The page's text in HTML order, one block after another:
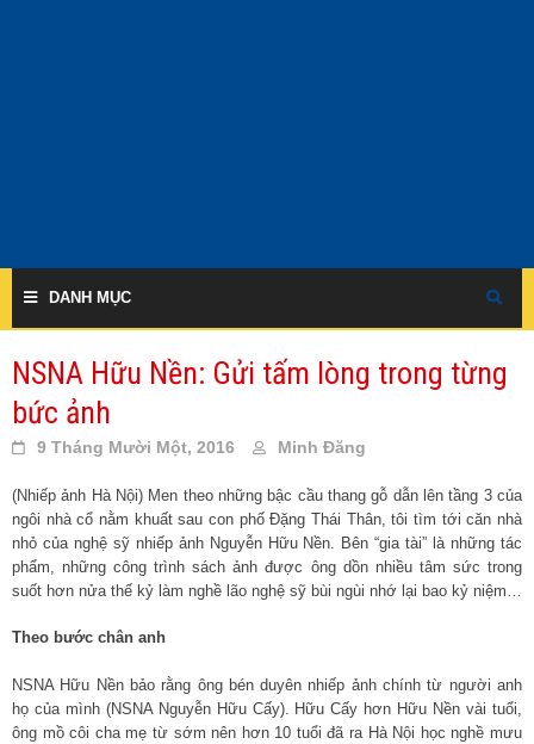
DANH MỤC
NSNA Hữu Nền: Gửi tấm lòng trong từng
bức ảnh
9 Tháng Mười Một, 2016 Minh Đăng
(Nhiếp ảnh Hà Nội) Men theo những bậc cầu thang gỗ dẫn lên tầng 3 của
ngôi nhà cổ nằm khuất sau con phố Đặng Thái Thân, tôi tìm tới căn nhà
nhỏ của nghệ sỹ nhiếp ảnh Nguyễn Hữu Nền. Bên “gia tài” là những tác
phẩm, những công trình sách ảnh được ông dồn nhiều tâm sức trong
suốt hơn nửa thế kỷ làm nghề lão nghệ sỹ bùi ngùi nhớ lại bao kỷ niệm…
Theo bước chân anh
NSNA Hữu Nền bảo rằng ông bén duyên nhiếp ảnh chính từ người anh
họ của mình (NSNA Nguyễn Hữu Cấy). Hữu Cấy hơn Hữu Nền vài tuổi,
ông mồ côi cha mẹ từ sớm nên hơn 10 tuổi đã ra Hà Nội học nghề mưu